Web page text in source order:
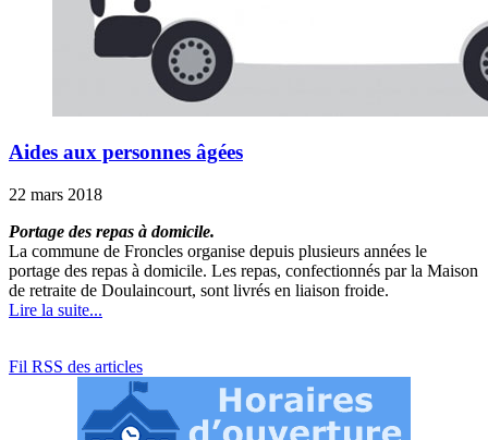
Aides aux personnes âgées
22 mars 2018
Portage des repas à domicile.
La commune de Froncles organise depuis plusieurs années le
portage des repas à domicile. Les repas, confectionnés par la Maison
de retraite de Doulaincourt, sont livrés en liaison froide.
Lire la suite...
Fil RSS des articles